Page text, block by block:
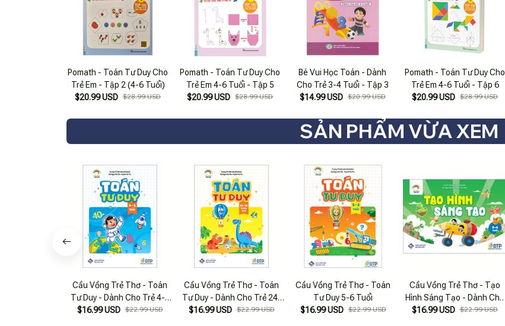
Pomath - Toán Tư Duy Cho
Trẻ Em - Tập 2 (4-6 Tuổi)
$20.99 USD $28.99 USD
Pomath - Toán Tư Duy Cho
Trẻ Em 4-6 Tuổi - Tập 5
$20.99 USD
$28.99 USD
Bé Vui Học Toán - Dành
Cho Trẻ 3-4 Tuổi - Tập 3
$14.99 USD $20.99 USD
Pomath - Toán Tư Duy Cho
Trẻ Em 4-6 Tuổi - Tập 6
$20.99 USD $28.99 USD
SẢN PHẨM VỪA XEM
Cầu Vồng Trẻ Thơ - Toán
Tư Duy - Dành Cho Trẻ 4-5
Tuổi
$16.99 USD $22.99 USD
Cầu Vồng Trẻ Thơ - Toán
Tư Duy - Dành Cho Trẻ 24-
36 Tháng Tuổi
$16.99 USD $22.99 USD
Cầu Vồng Trẻ Thơ - Toán
Tư Duy 5-6 Tuổi
$16.99 USD $22.99 USD
Cầu Vồng Trẻ Thơ - Tạo
Hình Sáng Tạo - Dành Cho
Trẻ 3-4 Tuổi
$16.99 USD $22.99 USD